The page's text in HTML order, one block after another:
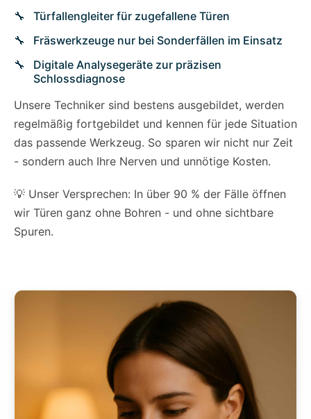
Türfallengleiter für zugefallene Türen
Fräswerkzeuge nur bei Sonderfällen im Einsatz
Digitale Analysegeräte zur präzisen
Schlossdiagnose
Unsere Techniker sind bestens ausgebildet, werden
regelmäßig fortgebildet und kennen für jede Situation
das passende Werkzeug. So sparen wir nicht nur Zeit
- sondern auch Ihre Nerven und unnötige Kosten.
💡 Unser Versprechen: In über 90 % der Fälle öffnen
wir Türen ganz ohne Bohren - und ohne sichtbare
Spuren.